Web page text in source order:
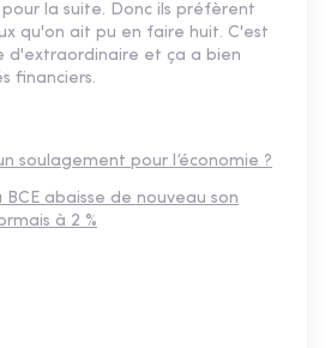
la suite. Donc ils préfèrent
qu'on ait pu en faire huit. C'est
d'extraordinaire et ça a bien
financiers.
soulagement pour l’économie ?
BCE abaisse de nouveau son
à 2 %